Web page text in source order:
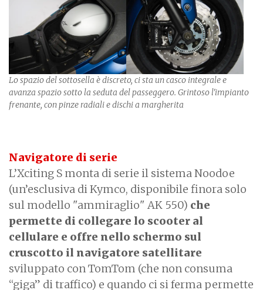
Lo spazio del sottosella è discreto, ci sta un casco integrale e
avanza spazio sotto la seduta del passeggero. Grintoso l'impianto
frenante, con pinze radiali e dischi a margherita
Navigatore di serie
L’Xciting S monta di serie il sistema Noodoe
(un’esclusiva di Kymco, disponibile finora solo
sul modello "ammiraglio" AK 550) che
permette di collegare lo scooter al
cellulare e offre nello schermo sul
cruscotto il navigatore satellitare
sviluppato con TomTom (che non consuma
“giga” di traffico) e quando ci si ferma permette